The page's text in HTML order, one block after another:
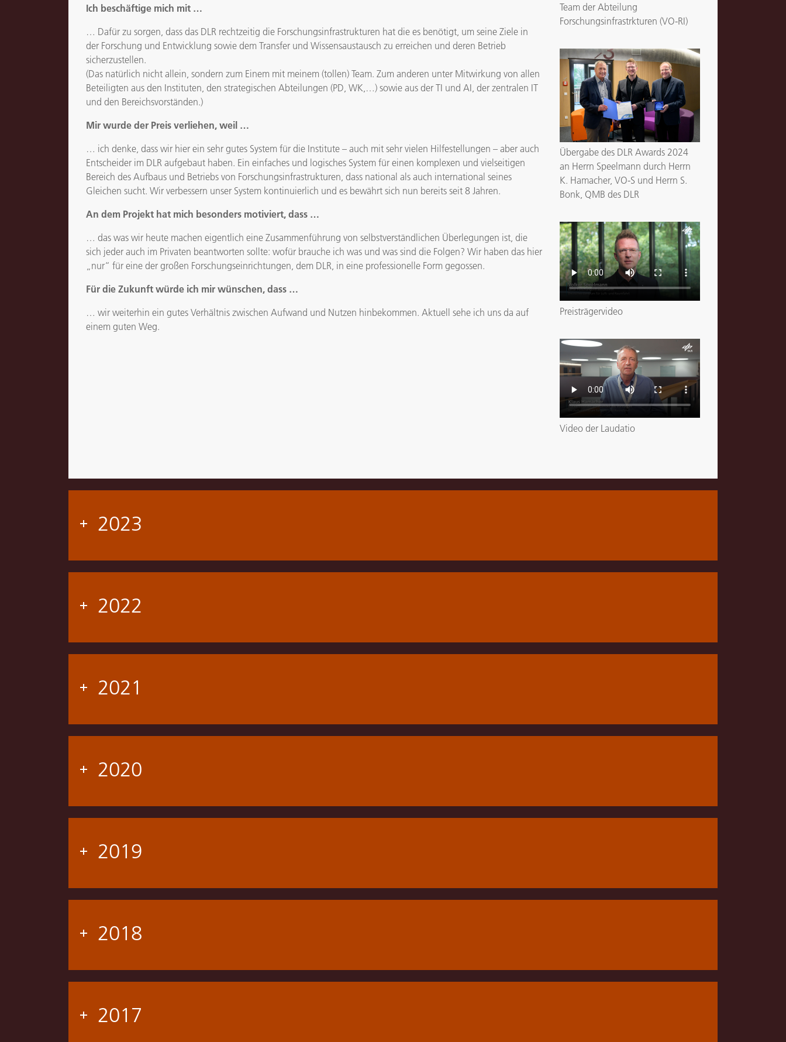
Ich beschäftige mich mit …
… Dafür zu sorgen, dass das DLR rechtzeitig die Forschungsinfrastrukturen hat die es benötigt, um seine Ziele in
der Forschung und Entwicklung sowie dem Transfer und Wissensaustausch zu erreichen und deren Betrieb
sicherzustellen.
(Das natürlich nicht allein, sondern zum Einem mit meinem (tollen) Team. Zum anderen unter Mitwirkung von allen
Beteiligten aus den Instituten, den strategischen Abteilungen (PD, WK,…) sowie aus der TI und AI, der zentralen IT
und den Bereichsvorständen.)
Mir wurde der Preis verliehen, weil …
… ich denke, dass wir hier ein sehr gutes System für die Institute – auch mit sehr vielen Hilfestellungen – aber auch
Entscheider im DLR aufgebaut haben. Ein einfaches und logisches System für einen komplexen und vielseitigen
Bereich des Aufbaus und Betriebs von Forschungsinfrastrukturen, dass national als auch international seines
Gleichen sucht. Wir verbessern unser System kontinuierlich und es bewährt sich nun bereits seit 8 Jahren.
An dem Projekt hat mich besonders motiviert, dass …
… das was wir heute machen eigentlich eine Zusammenführung von selbstverständlichen Überlegungen ist, die
sich jeder auch im Privaten beantworten sollte: wofür brauche ich was und was sind die Folgen? Wir haben das hier
„nur“ für eine der großen Forschungseinrichtungen, dem DLR, in eine professionelle Form gegossen.
Für die Zukunft würde ich mir wünschen, dass …
… wir weiterhin ein gutes Verhältnis zwischen Aufwand und Nutzen hinbekommen. Aktuell sehe ich uns da auf
einem guten Weg.
Team der Abteilung
Forschungsinfrastrkturen (VO-RI)
Übergabe des DLR Awards 2024
an Herrn Speelmann durch Herrn
K. Hamacher, VO-S und Herrn S.
Bonk, QMB des DLR
Preisträgervideo
Video der Laudatio
2023
2022
2021
2020
2019
2018
2017